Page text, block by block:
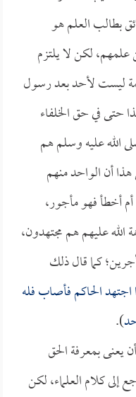
بطالب العلم هو
علمهم، لكن لا يلتزم
ليست لأحد بعد رسول
حتى في حق الخلفاء
الله عليه وسلم هم
أن الواحد منهم
أخطأ فهو مأجور،
عليهم هم مجتهدون،
كما قال ذلك
اجتهد الحاكم فأصاب فله
).
يعنى بمعرفة الحق
إلى كلام العلماء، لكن